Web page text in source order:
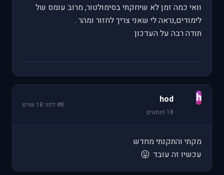
וואי כמה זמן לא שיחקתי בסימולטור, מרוב עומס של
לימודים,נראה לי שאני צריך לחזור ומהר .
תודה רבה על העדכון
h
hod
18 פוסטים
#8
·לפני 18 שנים
מקתי והתקנתי מחדש
עכשיו זה עובד 😛